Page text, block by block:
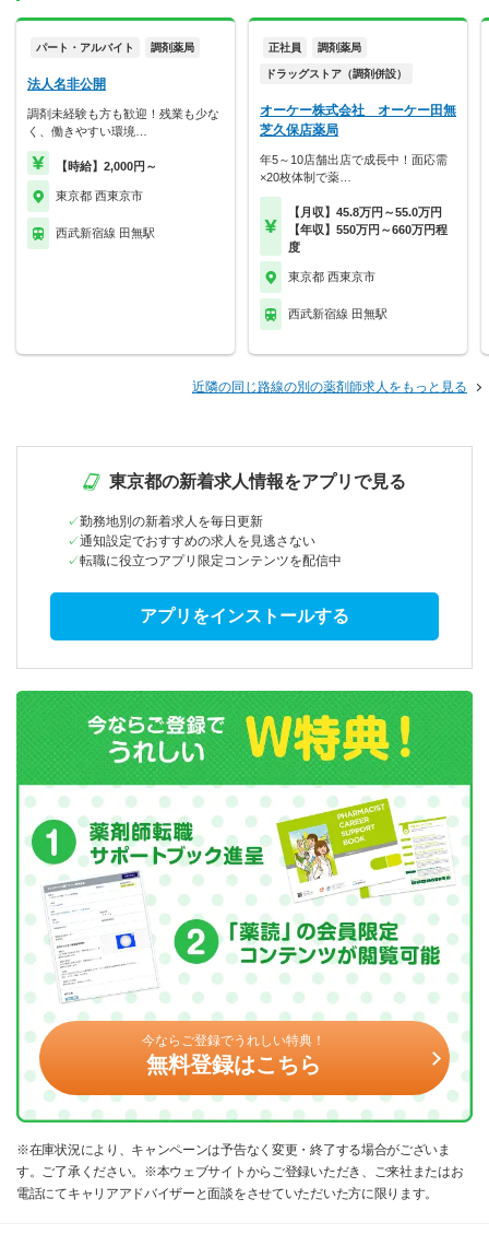
パート・アルバイト 調剤薬局
法人名非公開
調剤未経験も方も歓迎！残業も少な
く、働きやすい環境…
【時給】2,000円～
東京都 西東京市
西武新宿線 田無駅
正社員 調剤薬局
ドラッグストア（調剤併設）
オーケー株式会社 オーケー田無
芝久保店薬局
年5～10店舗出店で成長中！面応需
×20枚体制で薬…
【月収】45.8万円～55.0万円
【年収】550万円～660万円程
度
東京都 西東京市
西武新宿線 田無駅
近隣の同じ路線の別の薬剤師求人をもっと見る
東京都の新着求人情報をアプリで見る
勤務地別の新着求人を毎日更新
通知設定でおすすめの求人を見逃さない
転職に役立つアプリ限定コンテンツを配信中
アプリをインストールする
今ならご登録でうれしい特典！
無料登録はこちら
※在庫状況により、キャンペーンは予告なく変更・終了する場合がございま
す。ご了承ください。※本ウェブサイトからご登録いただき、ご来社またはお
電話にてキャリアアドバイザーと面談をさせていただいた方に限ります。